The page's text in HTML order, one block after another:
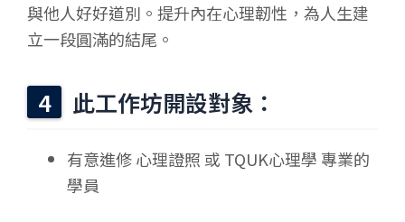
與他人好好道別。提升內在心理韌性，為人生建
立一段圓滿的結尾。
此工作坊開設對象：
有意進修 心理證照 或 TQUK心理學 專業的
學員